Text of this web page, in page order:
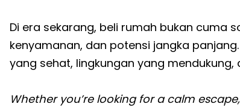
Di era sekarang, beli rumah bukan cuma
kenyamanan, dan potensi jangka
yang sehat, lingkungan yang
Whether you’re looking for a calm